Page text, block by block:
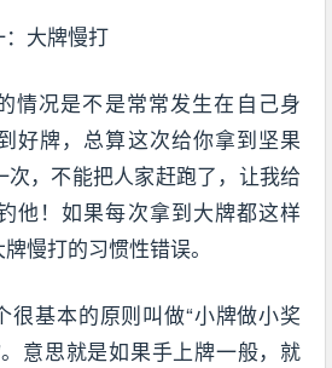
大牌慢打
情况是不是常常发生在自己身
好牌，总算这次给你拿到坚果
，不能把人家赶跑了，让我给
他！如果每次拿到大牌都这样
慢打的习惯性错误。
很基本的原则叫做“小牌做小奖
意思就是如果手上牌一般，就